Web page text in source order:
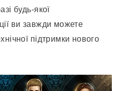
будь-якої
ви завжди можете
підтримки нового